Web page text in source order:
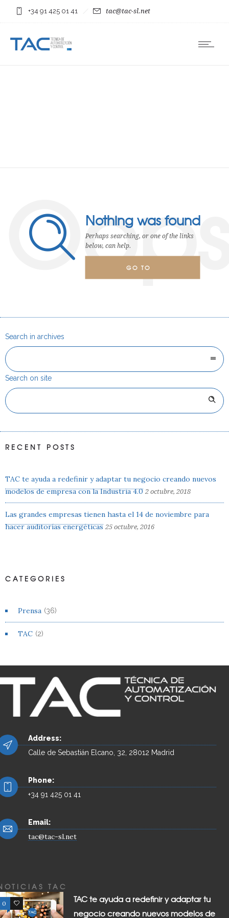
+34 91 425 01 41 tac@tac-sl.net
Nothing was found
Perhaps searching, or one of the links
below, can help.
GO TO
Search in archives
Search on site
RECENT POSTS
TAC te ayuda a redefinir y adaptar tu negocio creando nuevos
modelos de empresa con la Industria 4.0 2 octubre, 2018
Las grandes empresas tienen hasta el 14 de noviembre para
hacer auditorías energéticas 25 octubre, 2016
CATEGORIES
Prensa (36)
TAC (2)
Address:
Calle de Sebastián Elcano, 32, 28012 Madrid
Phone:
+34 91 425 01 41
Email:
tac@tac-sl.net
TAC
0 0
TAC te ayuda a redefinir y adaptar tu
negocio creando nuevos modelos de